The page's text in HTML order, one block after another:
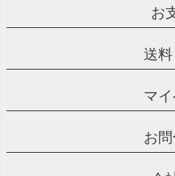
お
送
マ
お